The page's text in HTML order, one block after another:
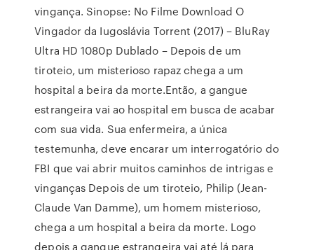
vingança. Sinopse: No Filme Download O
Vingador da Iugoslávia Torrent (2017) – BluRay
Ultra HD 1080p Dublado – Depois de um
tiroteio, um misterioso rapaz chega a um
hospital a beira da morte.Então, a gangue
estrangeira vai ao hospital em busca de acabar
com sua vida. Sua enfermeira, a única
testemunha, deve encarar um interrogatório do
FBI que vai abrir muitos caminhos de intrigas e
vinganças Depois de um tiroteio, Philip (Jean-
Claude Van Damme), um homem misterioso,
chega a um hospital a beira da morte. Logo
depois a gangue estrangeira vai até lá para